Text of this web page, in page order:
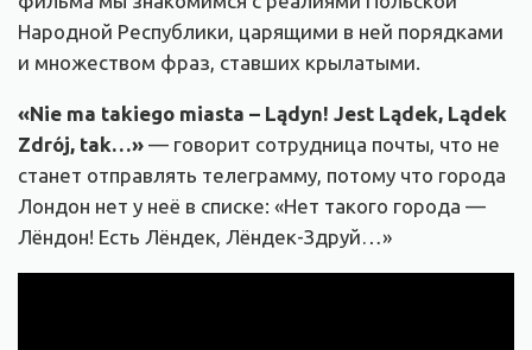
Народной Республики, царящими в ней порядками
и множеством фраз, ставших крылатыми.
«Nie ma takiego miasta – Lądyn! Jest Lądek, Lądek
Zdrój, tak…» — говорит сотрудница почты, что не
станет отправлять телеграмму, потому что города
Лондон нет у неё в списке: «Нет такого города —
Лёндон! Есть Лёндек, Лёндек-Здруй…»